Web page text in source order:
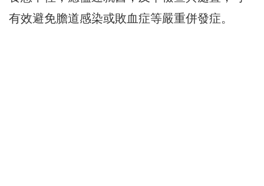
有效避免膽道感染或敗血症等嚴重併發症。